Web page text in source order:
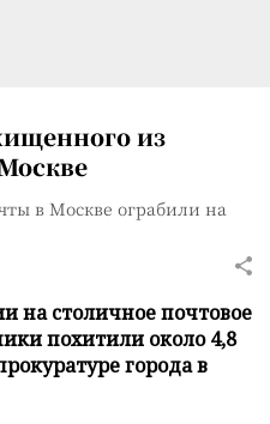
из
в Москве ограбили на
на столичное почтовое
похитили около 4,8
города в